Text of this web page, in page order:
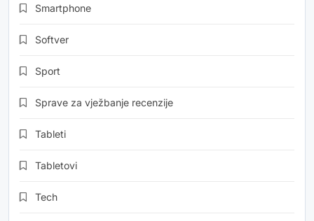
Smartphone
Softver
Sport
Sprave za vježbanje recenzije
Tableti
Tabletovi
Tech